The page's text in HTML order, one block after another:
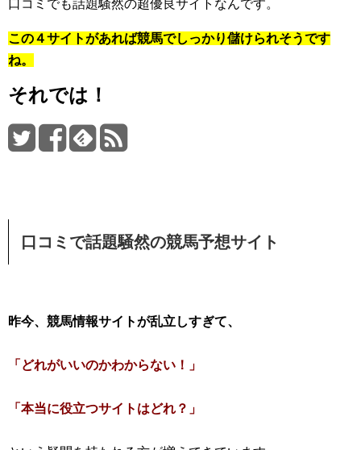
口コミでも話題騒然の超優良サイトなんです。
この４サイトがあれば競馬でしっかり儲けられそうです
ね。
それでは！
口コミで話題騒然の競馬予想サイト
昨今、競馬情報サイトが乱立しすぎて、
「どれがいいのかわからない！」
「本当に役立つサイトはどれ？」